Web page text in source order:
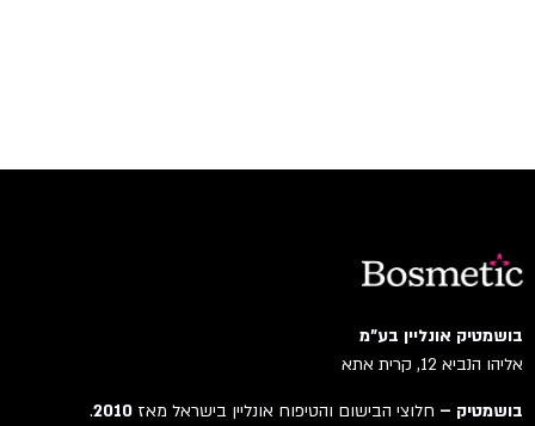
בושמטיק אונליין בע"מ
אליהו הנביא 12, קרית אתא
בושמטיק –חלוצי הבישום והטיפוח אונליין בישראל מאז2010
.